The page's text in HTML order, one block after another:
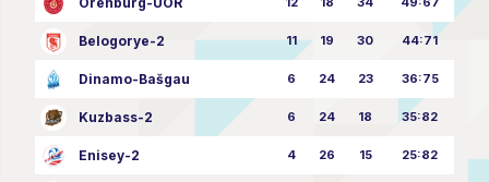
Belogorye-2 11 19 30 44:71
Dinamo-Bašgau 6 24 23 36:75
Kuzbass-2 6 24 18 35:82
Enisey-2 4 26 15 25:82